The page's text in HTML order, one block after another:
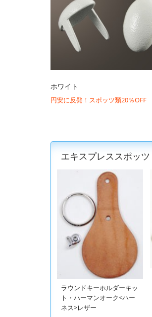
ホワイト
円安に反発！スポッツ類20％OFF
エキスプレススポッツ
ラウンドキーホルダーキッ
ト・ハーマンオーク<ハー
ネス>レザー